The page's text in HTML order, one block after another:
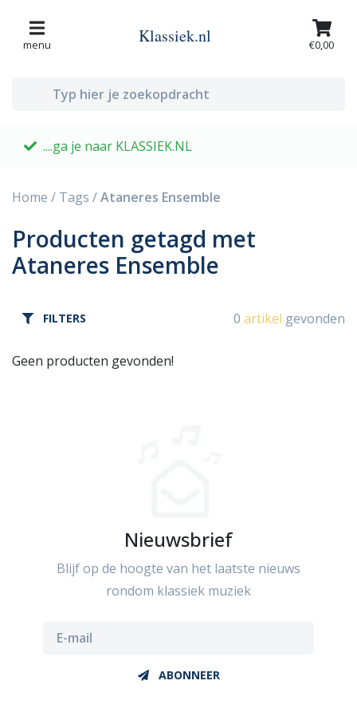
menu Klassiek.nl €0,00
....ga je naar KLASSIEK.NL
Home / Tags /Ataneres Ensemble
Producten getagd met
Ataneres Ensemble
FILTERS 0 artikel gevonden
Geen producten gevonden!
Nieuwsbrief
Blijf op de hoogte van het laatste nieuws
rondom klassiek muziek
ABONNEER